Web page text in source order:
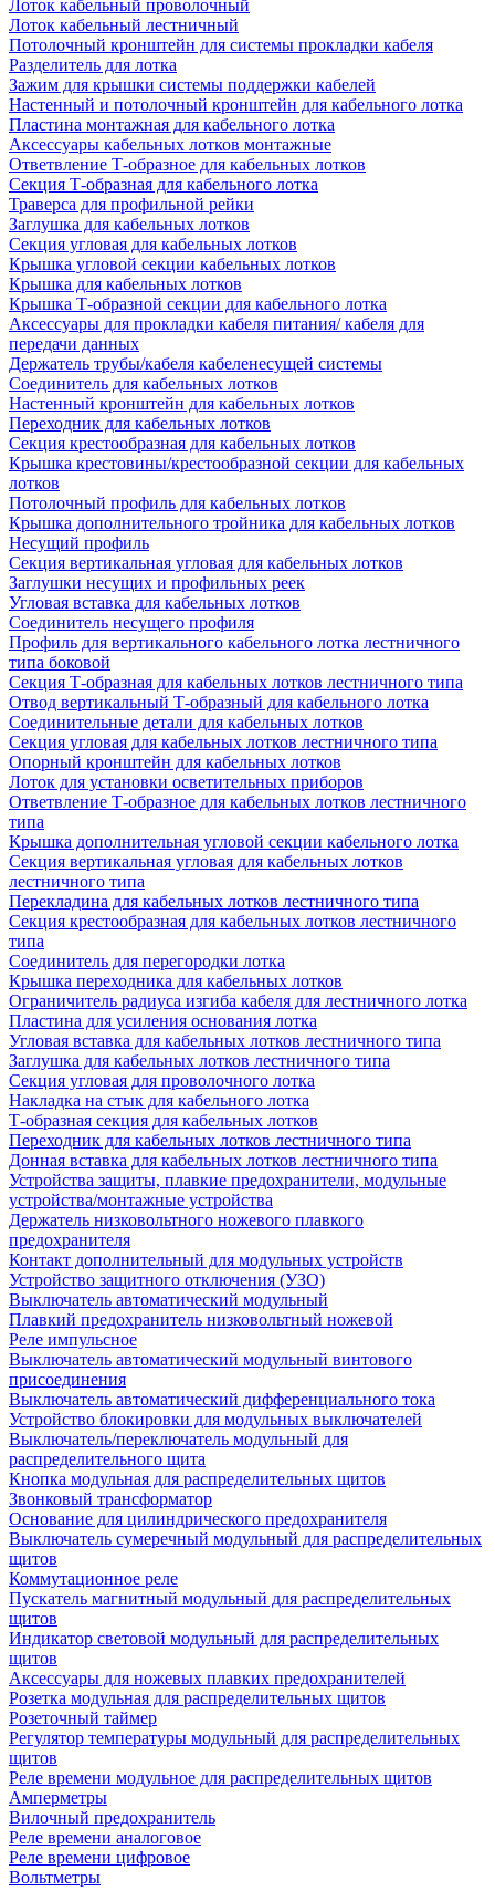
Лоток кабельный проволочный
Лоток кабельный лестничный
Потолочный кронштейн для системы прокладки кабеля
Разделитель для лотка
Зажим для крышки системы поддержки кабелей
Настенный и потолочный кронштейн для кабельного лотка
Пластина монтажная для кабельного лотка
Аксессуары кабельных лотков монтажные
Ответвление Т-образное для кабельных лотков
Секция Т-образная для кабельного лотка
Траверса для профильной рейки
Заглушка для кабельных лотков
Секция угловая для кабельных лотков
Крышка угловой секции кабельных лотков
Крышка для кабельных лотков
Крышка Т-образной секции для кабельного лотка
Аксессуары для прокладки кабеля питания/ кабеля для
передачи данных
Держатель трубы/кабеля кабеленесущей системы
Соединитель для кабельных лотков
Настенный кронштейн для кабельных лотков
Переходник для кабельных лотков
Секция крестообразная для кабельных лотков
Крышка крестовины/крестообразной секции для кабельных
лотков
Потолочный профиль для кабельных лотков
Крышка дополнительного тройника для кабельных лотков
Несущий профиль
Секция вертикальная угловая для кабельных лотков
Заглушки несущих и профильных реек
Угловая вставка для кабельных лотков
Соединитель несущего профиля
Профиль для вертикального кабельного лотка лестничного
типа боковой
Секция Т-образная для кабельных лотков лестничного типа
Отвод вертикальный Т-образный для кабельного лотка
Соединительные детали для кабельных лотков
Секция угловая для кабельных лотков лестничного типа
Опорный кронштейн для кабельных лотков
Лоток для установки осветительных приборов
Ответвление Т-образное для кабельных лотков лестничного
типа
Крышка дополнительная угловой секции кабельного лотка
Секция вертикальная угловая для кабельных лотков
лестничного типа
Перекладина для кабельных лотков лестничного типа
Секция крестообразная для кабельных лотков лестничного
типа
Соединитель для перегородки лотка
Крышка переходника для кабельных лотков
Ограничитель радиуса изгиба кабеля для лестничного лотка
Пластина для усиления основания лотка
Угловая вставка для кабельных лотков лестничного типа
Заглушка для кабельных лотков лестничного типа
Секция угловая для проволочного лотка
Накладка на стык для кабельного лотка
Т-образная секция для кабельных лотков
Переходник для кабельных лотков лестничного типа
Донная вставка для кабельных лотков лестничного типа
Устройства защиты, плавкие предохранители, модульные
устройства/монтажные устройства
Держатель низковольтного ножевого плавкого
предохранителя
Контакт дополнительный для модульных устройств
Устройство защитного отключения (УЗО)
Выключатель автоматический модульный
Плавкий предохранитель низковольтный ножевой
Реле импульсное
Выключатель автоматический модульный винтового
присоединения
Выключатель автоматический дифференциального тока
Устройство блокировки для модульных выключателей
Выключатель/переключатель модульный для
распределительного щита
Кнопка модульная для распределительных щитов
Звонковый трансформатор
Основание для цилиндрического предохранителя
Выключатель сумеречный модульный для распределительных
щитов
Коммутационное реле
Пускатель магнитный модульный для распределительных
щитов
Индикатор световой модульный для распределительных
щитов
Аксессуары для ножевых плавких предохранителей
Розетка модульная для распределительных щитов
Розеточный таймер
Регулятор температуры модульный для распределительных
щитов
Реле времени модульное для распределительных щитов
Амперметры
Вилочный предохранитель
Реле времени аналоговое
Реле времени цифровое
Вольтметры